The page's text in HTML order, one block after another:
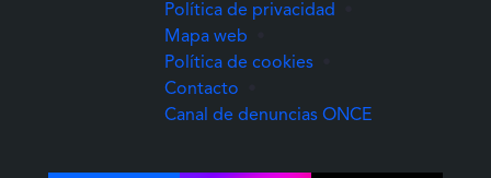
Política de privacidad
Mapa web
Política de cookies
Contacto
Canal de denuncias ONCE(Abre una